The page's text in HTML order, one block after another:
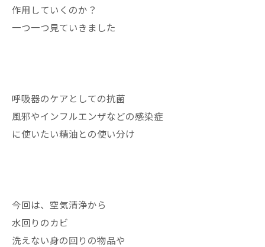
作用していくのか？
一つ一つ見ていきました
呼吸器のケアとしての抗菌
風邪やインフルエンザなどの感染症
に使いたい精油との使い分け
今回は、空気清浄から
水回りのカビ
洗えない身の回りの物品や